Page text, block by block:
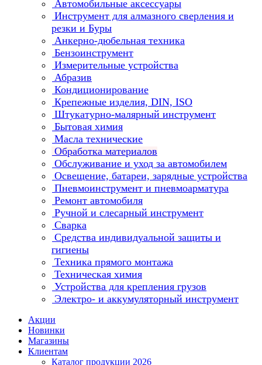
Автомобильные аксессуары
Инструмент для алмазного сверления и
резки и Буры
Анкерно-дюбельная техника
Бензоинструмент
Измерительные устройства
Абразив
Кондиционирование
Крепежные изделия, DIN, ISO
Штукатурно-малярный инструмент
Бытовая химия
Масла технические
Обработка материалов
Обслуживание и уход за автомобилем
Освещение, батареи, зарядные устройства
Пневмоинструмент и пневмоарматура
Ремонт автомобиля
Ручной и слесарный инструмент
Сварка
Средства индивидуальной защиты и
гигиены
Техника прямого монтажа
Техническая химия
Устройства для крепления грузов
Электро- и аккумуляторный инструмент
Акции
Новинки
Магазины
Клиентам
Каталог продукции 2026